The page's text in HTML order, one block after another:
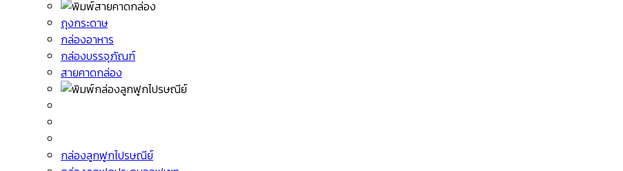
ถุงกระดาษ
กล่องอาหาร
กล่องบรรจุภัณฑ์
สายคาดกล่อง
กล่องลูกฟูกไปรษณีย์